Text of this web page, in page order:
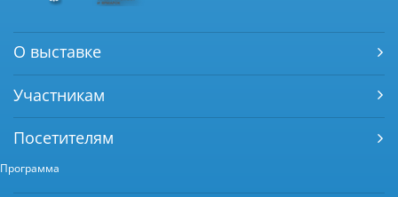
О выставке
Участникам
Посетителям
Программа